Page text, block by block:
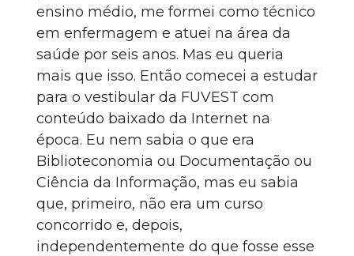
ensino médio, me formei como técnico
em enfermagem e atuei na área da
saúde por seis anos. Mas eu queria
mais que isso. Então comecei a estudar
para o vestibular da FUVEST com
conteúdo baixado da Internet na
época. Eu nem sabia o que era
Biblioteconomia ou Documentação ou
Ciência da Informação, mas eu sabia
que, primeiro, não era um curso
concorrido e, depois,
independentemente do que fosse esse